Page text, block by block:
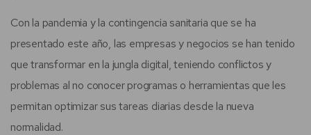
Con la pandemia y la contingencia sanitaria que se ha
presentado este año, las empresas y negocios se han tenido
que transformar en la jungla digital, teniendo conflictos y
problemas al no conocer programas o herramientas que les
permitan optimizar sus tareas diarias desde la nueva
normalidad.